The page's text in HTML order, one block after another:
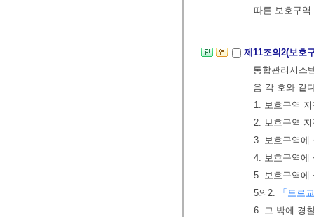
따른 보호구
제11조의2(보호
통합관리시스
음 각 호와 같
1. 보호구역
2. 보호구역
3. 보호구역에
4. 보호구역에
5. 보호구역에
5의2.
「도로
6. 그 밖에 경